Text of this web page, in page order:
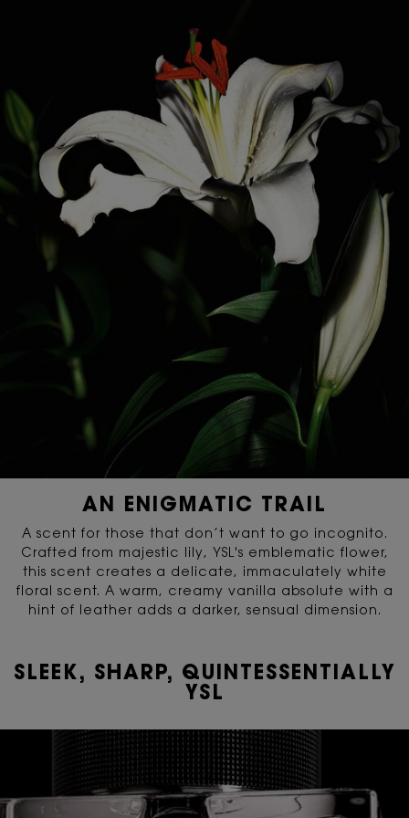
AN ENIGMATIC TRAIL
A scent for those that don’t want to go incognito.
Crafted from majestic lily, YSL's emblematic flower,
this scent creates a delicate, immaculately white
floral scent. A warm, creamy vanilla absolute with a
hint of leather adds a darker, sensual dimension.
SLEEK, SHARP, QUINTESSENTIALLY
YSL